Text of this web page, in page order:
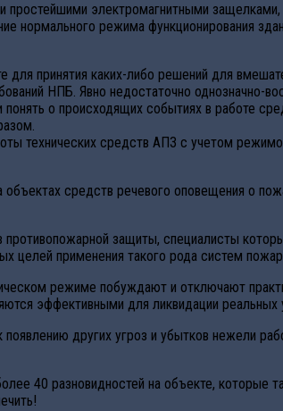
электромагнитными
нормального режима функционирования
принятия каких-либо решений для
НПБ. Явно недостаточно однозначно-
о происходящих событиях в работе
технических средств АПЗ с учетом
средств речевого оповещения о
защиты, специалисты
целей применения такого рода систем
режиме побуждают и отключают
эффективными для ликвидации реальных
других угроз и убытков нежели
40 разновидностей на объекте, которые